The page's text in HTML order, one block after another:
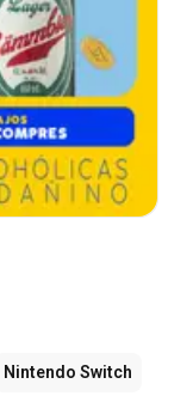
Nintendo Switch